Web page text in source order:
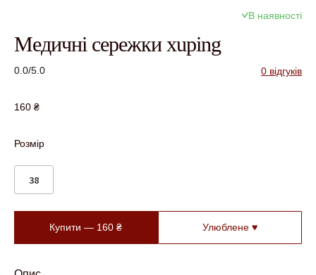
В наявності
Медичні сережки xuping
0.0/5.0 0 відгуків
160 ₴
Розмір
38
Купити — 160₴ Улюблене ♥